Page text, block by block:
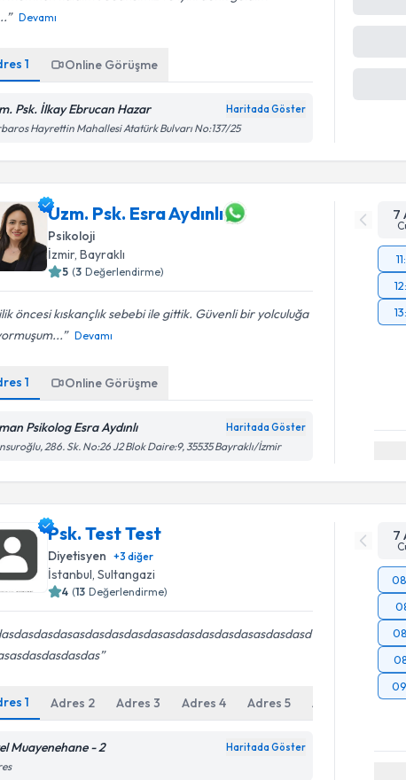
Devamı
1 Online Görüşme
Psk. İlkay Ebrucan Hazar Haritada Göster
Hayrettin Mahallesi Atatürk Bulvarı No:137/25
Uzm. Psk. Esra Aydınlı
Psikoloji
İzmir, Bayraklı
5 (3 Değerlendirme)
öncesi kıskançlık sebebi ile gittik. Güvenli bir yolculuğa
Devamı
1 Online Görüşme
Psikolog Esra Aydınlı Haritada Göster
286. Sk. No:26 J2 Blok Daire:9, 35535 Bayraklı/İzmir
7
Psk. Test Test
Diyetisyen +3 diğer
İstanbul , Sultangazi
4 (13 Değerlendirme)
1 Adres 2 Adres3 Adres4 Adres5 Adres
Muayenehane - 2 Haritada Göster
7